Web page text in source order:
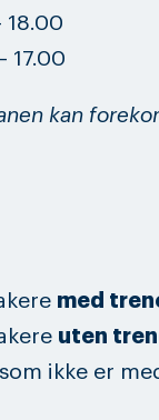
18.00
17.00
kan
med
uten
ikke er